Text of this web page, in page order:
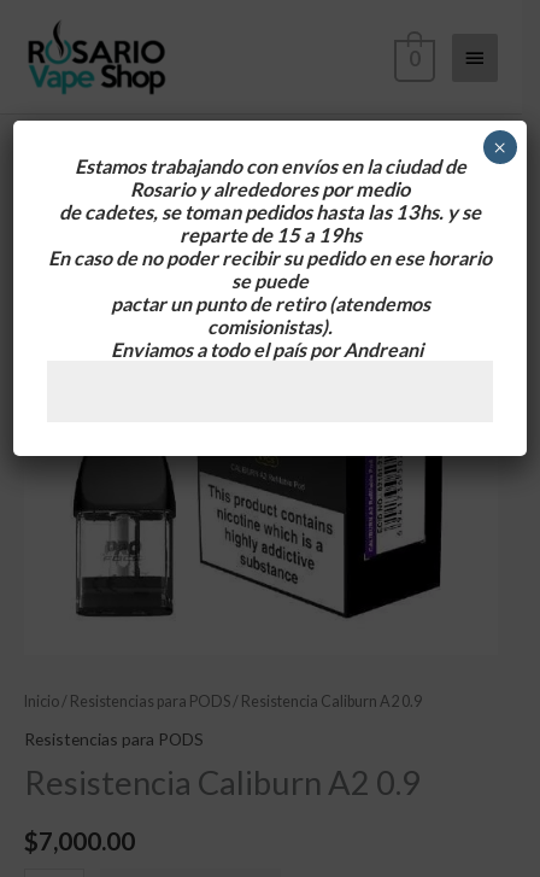
contenido
0
Inicio/ Resistencias para PODS/ Resistencia Caliburn A2 0.9
Resistencias para PODS
Resistencia Caliburn A2 0.9
$7,000.00
Caliburn
Estamos trabajando con envíos en la ciudad de
Rosario y alrededorespor medio
de cadetes, se toman pedidos hasta las 13hs. y se
reparte de 15 a 19hs
En caso de no poder recibir su pedido en ese horario
se puede
pactar un punto de retiro(atendemos
comisionistas).
Enviamos a todo el país por Andreani
×